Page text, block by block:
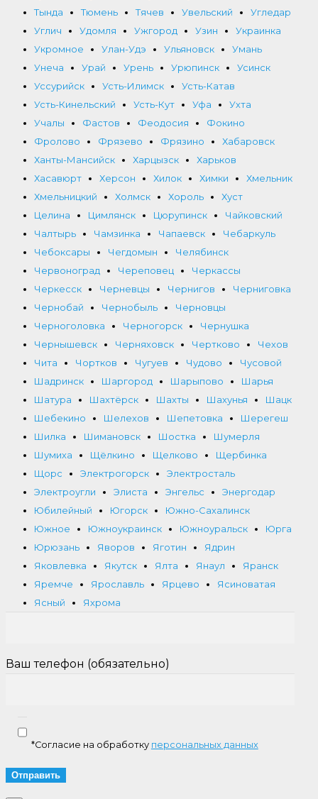
Тында
Тюмень Тячев Увельский
Угледар
Углич
Удомля Ужгород Узин
Украинка
Укромное
Улан-Удэ Ульяновск
Умань
Унеча
Урай Урень Урюпинск
Усинск
Уссурийск
Усть-Илимск
Усть-Катав
Усть-Кинельский
Усть-Кут Уфа
Ухта
Учалы
Фастов Феодосия
Фокино
Фролово
Фрязево Фрязино
Хабаровск
Ханты-Мансийск
Харцызск
Харьков
Хасавюрт
Херсон Хилок Химки
Хмельник
Хмельницкий
Холмск Хороль
Хуст
Целина
Цимлянск Цюрупинск
Чайковский
Чалтырь
Чамзинка Чапаевск
Чебаркуль
Чебоксары
Чегдомын
Челябинск
Червоноград
Череповец
Черкассы
Черкесск
Черневцы Чернигов
Черниговка
Чернобай
Чернобыль
Черновцы
Черноголовка
Черногорск
Чернушка
Чернышевск
Черняховск Чертково
Чехов
Чита
Чортков Чугуев Чудово
Чусовой
Шадринск
Шаргород Шарыпово
Шарья
Шатура
Шахтёрск Шахты Шахунья
Шацк
Шебекино
Шелехов Шепетовка
Шерегеш
Шилка
Шимановск Шостка
Шумерля
Шумиха
Щёлкино Щелково
Щербинка
Щорс
Электрогорск
Электросталь
Электроугли
Элиста Энгельс
Энергодар
Юбилейный
Югорск
Южно-Сахалинск
Южное
Южноукраинск Южноуральск
Юрга
Юрюзань
Яворов Яготин
Ядрин
Яковлевка
Якутск Ялта Янаул
Яранск
Яремче
Ярославль Ярцево
Ясиноватая
Ясный
Яхрома
Ваш телефон (обязательно)
*Согласие на обработку персональных данных